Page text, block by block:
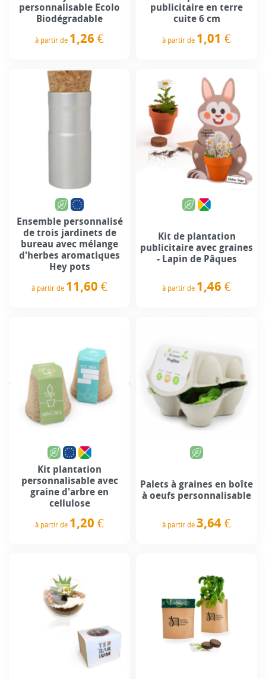
personnalisable Ecolo
Biodégradable
à partir de 1,26 €
publicitaire en terre
cuite 6 cm
à partir de 1,01 €
Ensemble personnalisé
de trois jardinets de
bureau avec mélange
d'herbes aromatiques
Hey pots
à partir de 11,60 €
Kit de plantation
publicitaire avec graines
- Lapin de Pâques
à partir de 1,46 €
Kit plantation
personnalisable avec
graine d'arbre en
cellulose
à partir de 1,20 €
Palets à graines en boîte
à oeufs personnalisable
à partir de 3,64 €